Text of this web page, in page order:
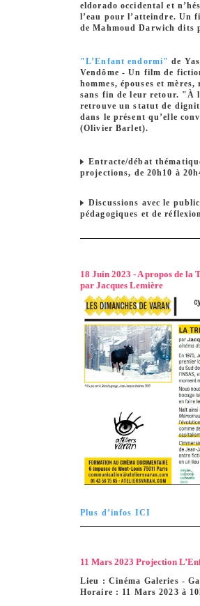
eldorado occidental et
l’eau pour l’atteindre. Un
de Mahmoud Darwich dits
"L’Enfant endormi" de
Vendôme - Un film de
hommes, épouses et
sans fin de leur retour. "À
retrouve un statut de
dans le présent qu’elle
(Olivier Barlet).
Entracte/débat
projections, de 20h10 à
Discussions avec le
pédagogiques et de
18 Juin 2023 - A propos de la
par Jacques Lemière
Plus d’infos ICI
11 Mars 2023 Projection
Lieu : Cinéma Galeries -
Horaire : 11 Mars 2023 à